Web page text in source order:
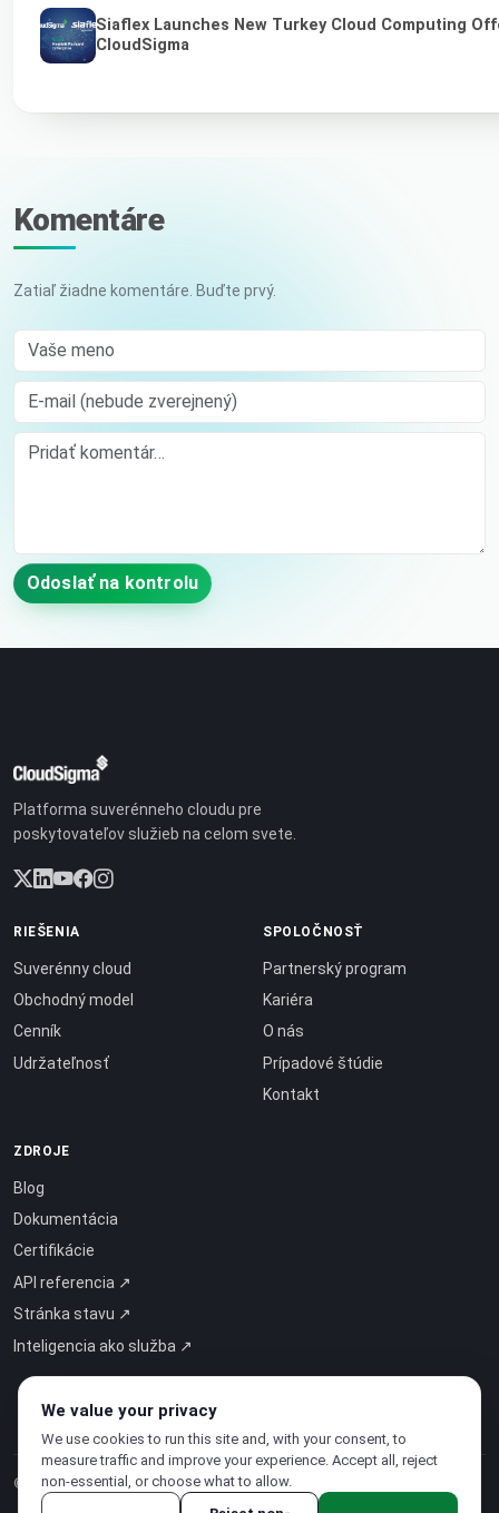
Siaflex Launches New Turkey Cloud Computing
CloudSigma
Komentáre
Zatiaľ žiadne komentáre. Buďte prvý.
Vaše meno
E-mail (nebude zverejnený)
Comment
Odoslať na kontrolu
Platforma suverénneho cloudu pre
poskytovateľov služieb na celom svete.
RIEŠENIA
Suverénny cloud
Obchodný model
Cenník
Udržateľnosť
SPOLOČNOSŤ
Partnerský program
Kariéra
O nás
Prípadové štúdie
Kontakt
ZDROJE
Blog
Dokumentácia
Certifikácie
API referencia ↗
Stránka stavu ↗
Inteligencia ako služba ↗
© 2026 CloudSigma Holding AG.Všetky práva vyhradené
We value your privacy
We use cookies to run this site and, with your consent, to
measure traffic and improve your experience. Accept all, reject
non-essential, or choose what to allow.